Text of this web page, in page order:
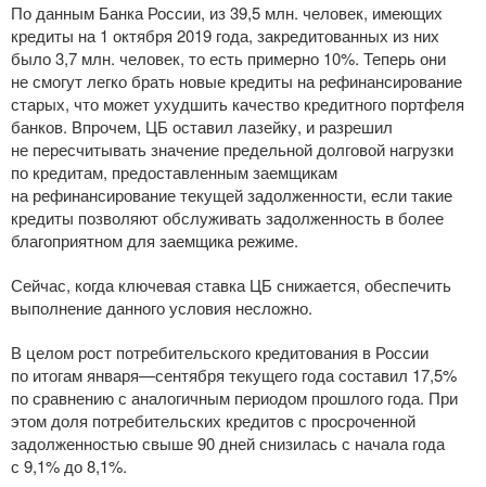
По данным Банка России, из 39,5 млн. человек, имеющих
кредиты на 1 октября 2019 года, закредитованных из них
было 3,7 млн. человек, то есть примерно 10%. Теперь они
не смогут легко брать новые кредиты на рефинансирование
старых, что может ухудшить качество кредитного портфеля
банков. Впрочем, ЦБ оставил лазейку, и разрешил
не пересчитывать значение предельной долговой нагрузки
по кредитам, предоставленным заемщикам
на рефинансирование текущей задолженности, если такие
кредиты позволяют обслуживать задолженность в более
благоприятном для заемщика режиме.
Сейчас, когда ключевая ставка ЦБ снижается, обеспечить
выполнение данного условия несложно.
В целом рост потребительского кредитования в России
по итогам января—сентября текущего года составил 17,5%
по сравнению с аналогичным периодом прошлого года. При
этом доля потребительских кредитов с просроченной
задолженностью свыше 90 дней снизилась с начала года
с 9,1% до 8,1%.